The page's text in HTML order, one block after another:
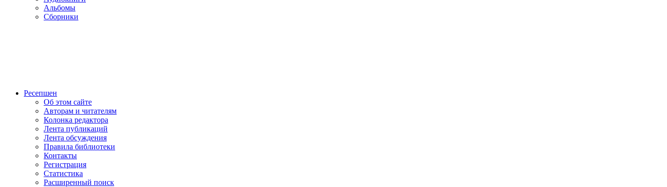
Альбомы
Сборники
Ресепшен
Об этом сайте
Авторам и читателям
Колонка редактора
Лента публикаций
Лента обсуждения
Правила библиотеки
Контакты
Регистрация
Статистика
Расширенный поиск